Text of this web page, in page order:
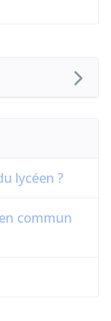
lycéen ?
commun